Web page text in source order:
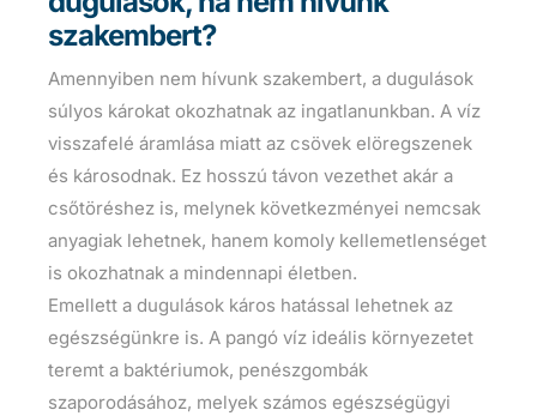
szakembert?
Amennyiben nem hívunk szakembert, a dugulások
súlyos károkat okozhatnak az ingatlanunkban. A víz
visszafelé áramlása miatt az csövek elöregszenek
és károsodnak. Ez hosszú távon vezethet akár a
csőtöréshez is, melynek következményei nemcsak
anyagiak lehetnek, hanem komoly kellemetlenséget
is okozhatnak a mindennapi életben.
Emellett a dugulások káros hatással lehetnek az
egészségünkre is. A pangó víz ideális környezetet
teremt a baktériumok, penészgombák
szaporodásához, melyek számos egészségügyi